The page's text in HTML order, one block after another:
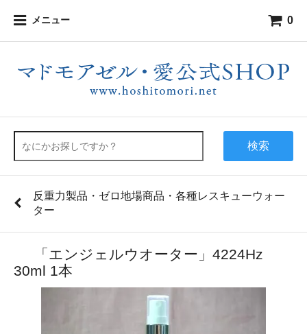
メニュー 0
検索
反重力製品・ゼロ地場商品・各種レスキューウォー
ター
「エンジェルウオーター」4224Hz
30ml 1本